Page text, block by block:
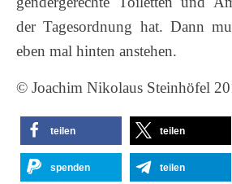
der Tagesordnung hat. Dann
eben mal hinten anstehen.
© Joachim Nikolaus Steinhöfel
teilen teilen
spenden teilen